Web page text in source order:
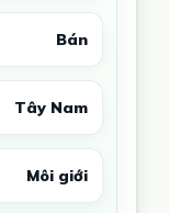
Bán
Tây Nam
Môi giới